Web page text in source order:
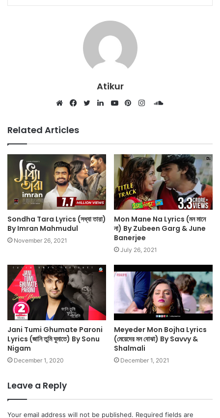
Atikur
SoundCloud
Related Articles
Sondha Tara Lyrics (সধ্যা তারা)
By Imran Mahmudul
November 26, 2021
Mon Mane Na Lyrics (মন মানে
না) By Zubeen Garg & June
Banerjee
July 26, 2021
Jani Tumi Ghumate Paroni
Lyrics (জানি তুমি ঘুমাতে) By Sonu
Nigam
December 1, 2020
Meyeder Mon Bojha Lyrics
(মেয়েদের মন বোঝা) By Savvy &
Shalmali
December 1, 2021
Leave a Reply
Your email address will not be published. Required fields are